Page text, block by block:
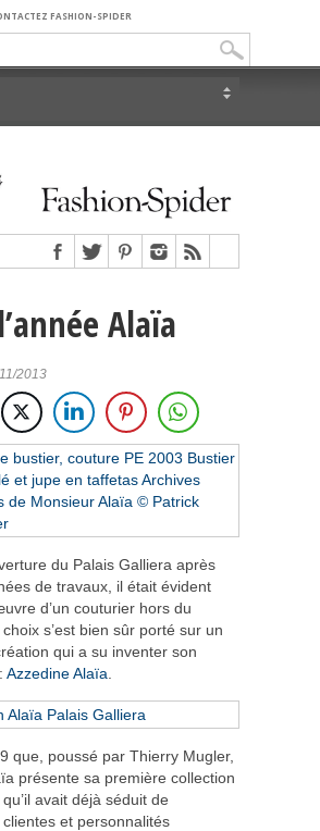
FASHION-SPIDER
Alaïa
2013
du Palais Galliera après
de travaux, il était évident
d’un couturier hors du
s’est bien sûr porté sur un
qui a su inventer son
Azzedine Alaïa
que, poussé par Thierry Mugler,
présente sa première collection
avait déjà séduit de
et personnalités